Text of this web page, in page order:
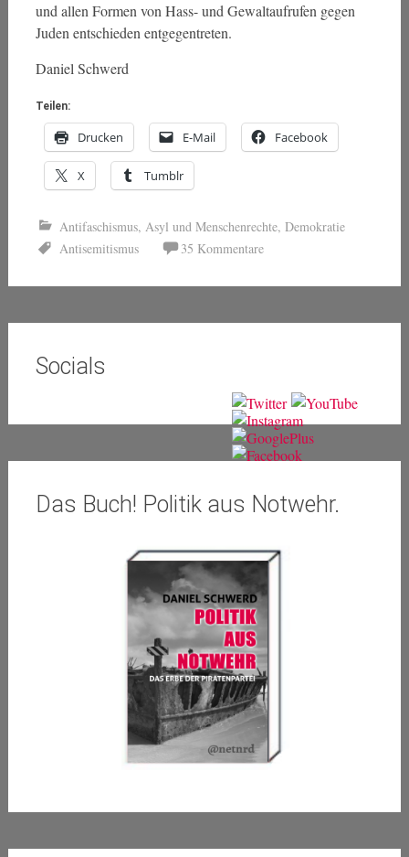
und allen Formen von Hass- und Gewaltaufrufen gegen
Juden entschieden entgegentreten.
Daniel Schwerd
Teilen:
Drucken E-Mail Facebook
X Tumblr
Antifaschismus, Asyl und Menschenrechte, Demokratie
Antisemitismus
35 Kommentare
Socials
Das Buch! Politik aus Notwehr.